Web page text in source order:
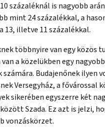
százaléknál is nagyobb
24 százalékkal, a
13, illetve 11 százalékkal.
többnyire van egy közös
a közelükben egy
Budajenőnek ilyen
Versegyház, a fővárossal
sikerében egyszerre két
Szada. Ez azt is jelzi,
vonzáskörzet.